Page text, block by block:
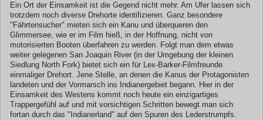
Ein Ort der Einsamkeit ist die Gegend nicht mehr. Am Ufer lassen sich
trotzdem noch diverse Drehorte identifizieren. Ganz besondere
"Fährtensucher" mieten sich ein Kanu und überqueren den
Glimmersee, wie er im Film hieß, in der Hoffnung, nicht von
motorisierten Booten überfahren zu werden. Folgt man dem etwas
weiter gelegenen San Joaquin River (in der Umgebung der kleinen
Siedlung North Fork) bietet sich ein für Lex-Barker-Filmfreunde
einmaliger Drehort. Jene Stelle, an denen die Kanus der Protagonisten
landeten und der Vormarsch ins Indianergebiet begann. Hier in der
Einsamkeit des Westens kommt noch heute ein einzigartiges
Trappergefühl auf und mit vorsichtigen Schritten bewegt man sich
fortan durch das "Indianerland" auf den Spuren des Lederstrumpfs.